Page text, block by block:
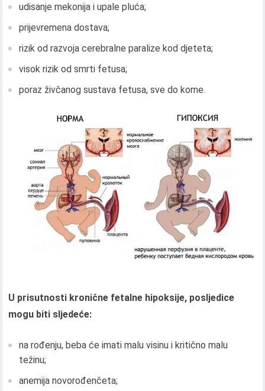
udisanje mekonija i upale pluća;
prijevremena dostava;
rizik od razvoja cerebralne paralize kod djeteta;
visok rizik od smrti fetusa;
poraz živčanog sustava fetusa, sve do kome.
U prisutnosti kronične fetalne hipoksije, posljedice
mogu biti sljedeće:
na rođenju, beba će imati malu visinu i kritično malu
težinu;
anemija novorođenčeta;